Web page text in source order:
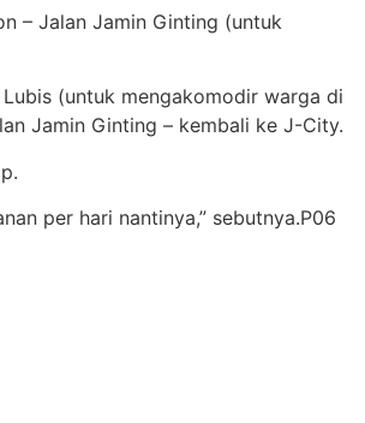
– Jalan Jamin Ginting (untuk
(untuk mengakomodir warga di
Jamin Ginting – kembali ke J-City.
per hari nantinya,” sebutnya.P06